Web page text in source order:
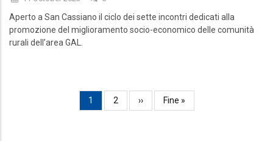
Aperto a San Cassiano il ciclo dei sette incontri dedicati alla
promozione del miglioramento socio-economico delle comunità
rurali dell’area GAL.
Pagina
attuale
1 Page
2
Pagina
successiva
››
Ultima
pagina
Fine »